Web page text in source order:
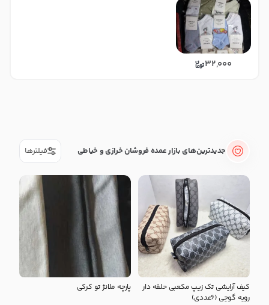
32,000
جدیدترین‌های بازار عمده فروشان خرازی و خیاطی فیلترها
کیف آرایشی تک زیپ مکعبی حلقه دار
رویه گوچی (۶عددی)
پارچه ملانژ تو کرکی